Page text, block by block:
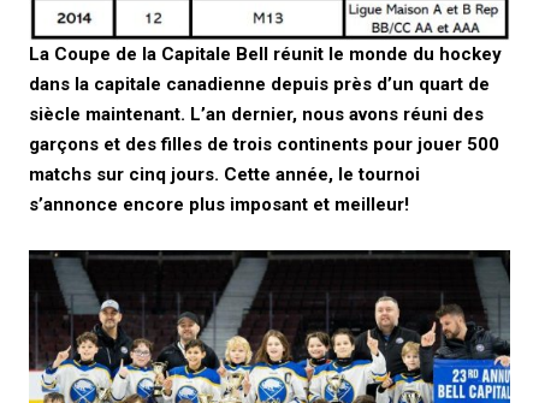
La Coupe de la Capitale Bell réunit le monde du hockey
dans la capitale canadienne depuis près d’un quart de
siècle maintenant. L’an dernier, nous avons réuni des
garçons et des filles de trois continents pour jouer 500
matchs sur cinq jours. Cette année, le tournoi
s’annonce encore plus imposant et meilleur!